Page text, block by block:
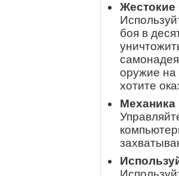
Жестокие
боя в
оружие на
хотите
Механика